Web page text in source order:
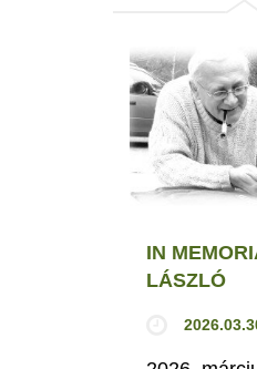
IN
LÁSZLÓ